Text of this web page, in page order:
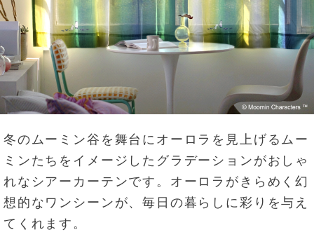
冬のムーミン谷を舞台にオーロラを見上げるムー
ミンたちをイメージしたグラデーションがおしゃ
れなシアーカーテンです。オーロラがきらめく幻
想的なワンシーンが、毎日の暮らしに彩りを与え
てくれます。